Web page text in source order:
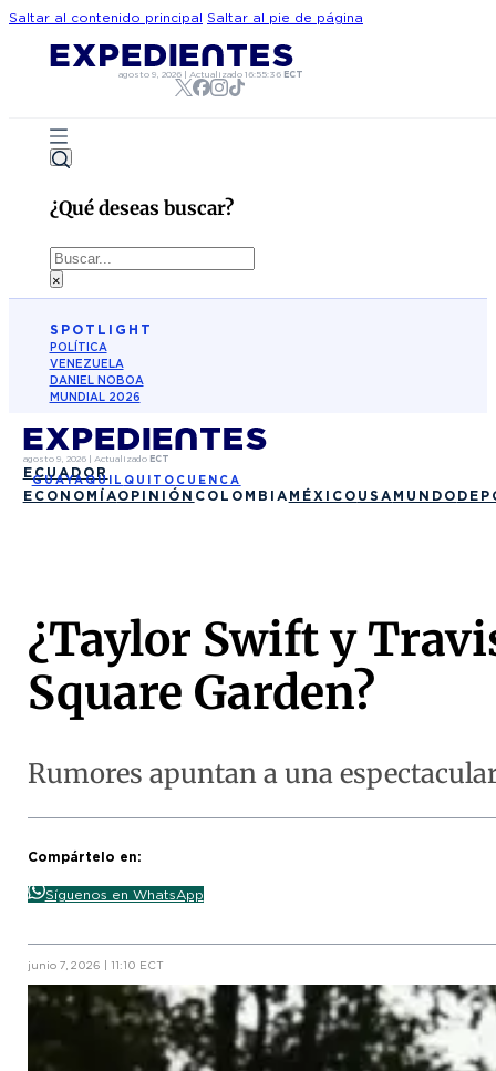
Saltar al contenido principal Saltar al pie de página
agosto 9, 2026| Actualizado 16:55:36 ECT
¿Qué deseas buscar?
Buscar
×
SPOTLIGHT
POLÍTICA
VENEZUELA
DANIEL NOBOA
MUNDIAL 2026
agosto 9, 2026| Actualizado ECT
ECUADOR
GUAYAQUIL QUITO CUENCA
ECONOMÍAOPINIÓN COLOMBIA MÉXICO USA MUNDO
¿Taylor Swift y
Square Garden?
Rumores apuntan a una
Compártelo en:
Síguenos en WhatsApp
junio 7, 2026 | 11:10 ECT